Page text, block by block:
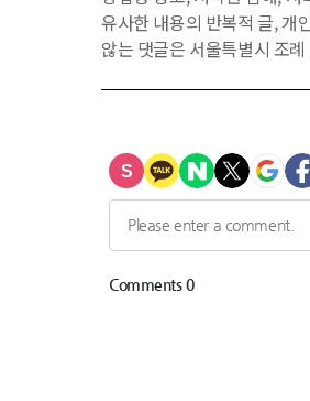
유사한 내용의 반복적 글, 개
않는 댓글은 서울특별시 조